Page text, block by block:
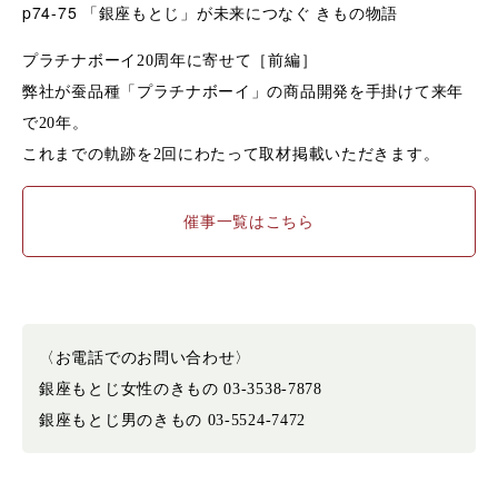
p74-75 「銀座もとじ」が未来につなぐ きもの物語
プラチナボーイ20周年に寄せて［前編］
弊社が蚕品種「プラチナボーイ」の商品開発を手掛けて来年
で20年。
これまでの軌跡を2回にわたって取材掲載いただきます。
催事一覧はこちら
〈お電話でのお問い合わせ〉
銀座もとじ女性のきもの 03-3538-7878
銀座もとじ男のきもの 03-5524-7472